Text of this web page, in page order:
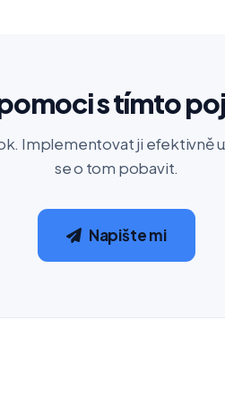
s tímto
Implementovat ji efektivně
se o tom pobavit.
Napište mi